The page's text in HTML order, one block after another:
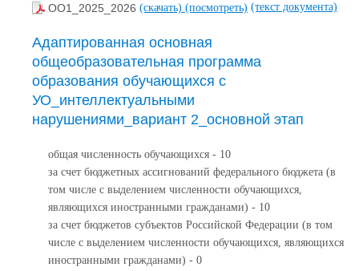
ОО1_2025_2026 (скачать) (посмотреть) (текст документа)
Адаптированная основная
общеобразовательная программа
образования обучающихся с
УО_интеллектуальными
нарушениями_вариант 2_основной этап
общая численность обучающихся - 10
за счет бюджетных ассигнований федерального бюджета (в
том числе с выделением численности обучающихся,
являющихся иностранными гражданами) - 10
за счет бюджетов субъектов Российской Федерации (в том
числе с выделением численности обучающихся, являющихся
иностранными гражданами) - 0